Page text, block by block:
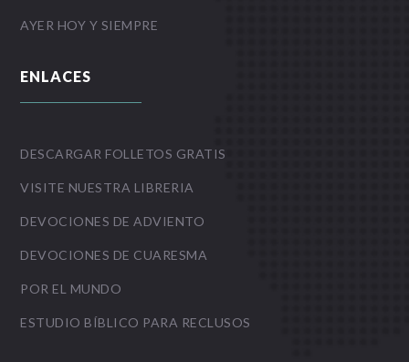
AYER HOY Y SIEMPRE
ENLACES
DESCARGAR FOLLETOS GRATIS
VISITE NUESTRA LIBRERIA
DEVOCIONES DE ADVIENTO
DEVOCIONES DE CUARESMA
POR EL MUNDO
ESTUDIO BÍBLICO PARA RECLUSOS